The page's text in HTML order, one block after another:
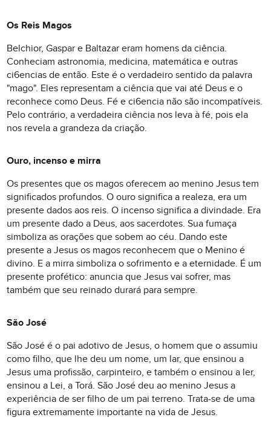
Os Reis Magos
Belchior, Gaspar e Baltazar eram homens da ciência.
Conheciam astronomia, medicina, matemática e outras
ci6encias de então. Este é o verdadeiro sentido da palavra
"mago". Eles representam a ciência que vai até Deus e o
reconhece como Deus. Fé e ci6encia não são incompatíveis.
Pelo contrário, a verdadeira ciência nos leva à fé, pois ela
nos revela a grandeza da criação.
Ouro, incenso e mirra
Os presentes que os magos oferecem ao menino Jesus tem
significados profundos. O ouro significa a realeza, era um
presente dados aos reis. O incenso significa a divindade. Era
um presente dado a Deus, aos sacerdotes. Sua fumaça
simboliza as orações que sobem ao céu. Dando este
presente a Jesus os magos reconhecem que o Menino é
divino. E a mirra simboliza o sofrimento e a eternidade. É um
presente profético: anuncia que Jesus vai sofrer, mas
também que seu reinado durará para sempre.
São José
São José é o pai adotivo de Jesus, o homem que o assumiu
como filho, que lhe deu um nome, um lar, que ensinou a
Jesus uma profissão, carpinteiro, e também o ensinou a ler,
ensinou a Lei, a Torá. São José deu ao menino Jesus a
experiência de ser filho de um pai terreno. Trata-se de uma
figura extremamente importante na vida de Jesus.